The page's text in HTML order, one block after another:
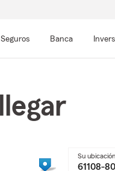
Seguros Banca
Su ubicación